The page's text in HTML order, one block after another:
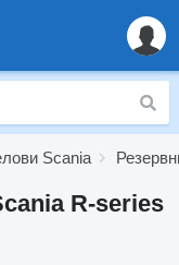
Scania
R-series